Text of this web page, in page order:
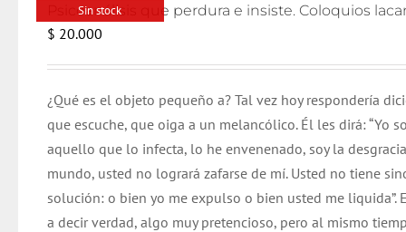
Sin stock
$ 20.000
¿Qué es el objeto pequeño a? Tal vez hoy respondería
que escuche, que oiga a un melancólico. Él les dirá: “Yo
aquello que lo infecta, lo he envenenado, soy la
mundo, usted no logrará zafarse de mí. Usted no tiene
solución: o bien yo me expulso o bien usted me liquida”.
a decir verdad, algo muy pretencioso, pero al mismo